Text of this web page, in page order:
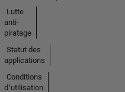
Lutte
anti-
piratage
Statut des
applications
Conditions
d՚utilisation